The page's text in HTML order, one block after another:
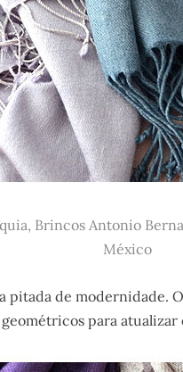
Brincos Antonio
México
pitada de modernidade.
para atualizar